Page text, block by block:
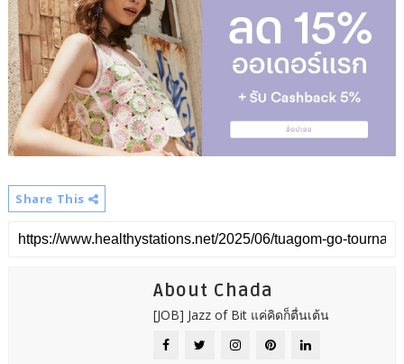
Share This
About Chada
[JOB] Jazz of Bit แค่คิดก็ตื่นเต้น